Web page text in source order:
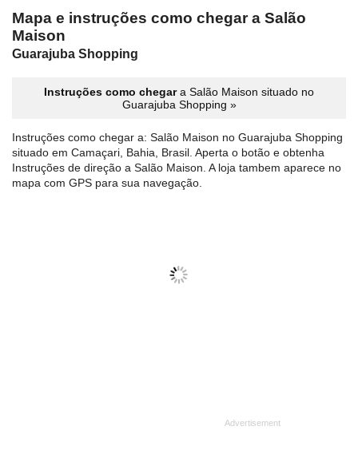
Mapa e instruções como chegar a Salão
Maison
Guarajuba Shopping
Instruções como chegara Salão Maison situado no
Guarajuba Shopping »
Instruções como chegar a: Salão Maison no Guarajuba Shopping
situado em Camaçari, Bahia, Brasil. Aperta o botão e obtenha
Instruções de direção a Salão Maison. A loja tambem aparece no
mapa com GPS para sua navegação.